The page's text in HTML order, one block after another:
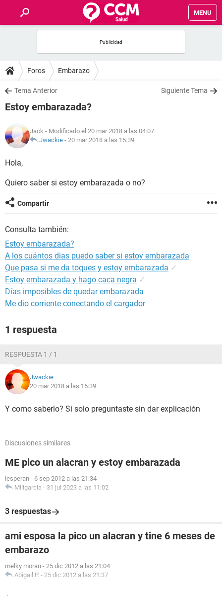
MENU
FOROS
SALUD
FAMILIA
NUTRICIÓN
BIENESTAR
Foros Embarazo
Tema Anterior Siguiente Tema
Estoy embarazada?
Jack - Modificado el 20 mar 2018 a las 04:07
Jwackie - 20 mar 2018 a las 15:39
Hola,
Quiero saber si estoy embarazada o no?
Compartir
Consulta también:
Estoy embarazada?
A los cuántos dias puedo saber si estoy embarazada
Que pasa si me da toques y estoy embarazada ✓
Estoy embarazada y hago caca negra ✓
Días imposibles de quedar embarazada
Me dio corriente conectando el cargador
1 respuesta
RESPUESTA 1 / 1
Jwackie
20 mar 2018 a las 15:39
Y como saberlo? Si solo preguntaste sin dar explicación
Discusiones similares
ME pico un alacran y estoy embarazada
lesperan - 6 sep 2012 a las 21:34
Miligarcia - 31 jul 2023 a las 11:02
3 respuestas
ami esposa la pico un alacran y tine 6 meses de
embarazo
melky moran - 25 dic 2012 a las 21:04
Abigail P. - 25 dic 2012 a las 21:37